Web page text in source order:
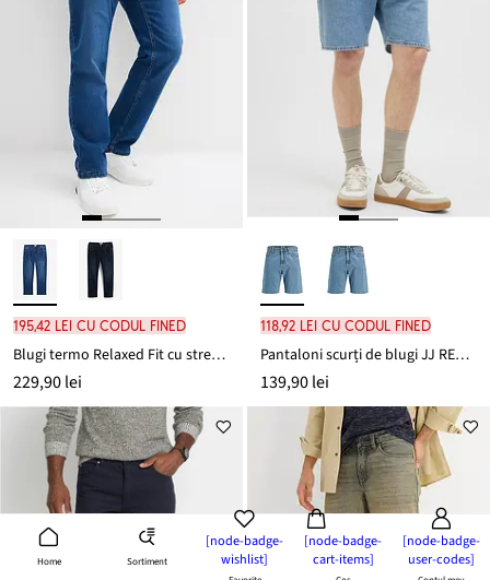
Home Sortiment
[node-badge-
wishlist]
[node-badge-
cart-items]
[node-badge-
user-codes]
195,42 lei cu codul FINED
Blugi termo Relaxed Fit cu stretch, drepți cu talie comodă
229,90 lei
118,92 lei cu codul FINED
Pantaloni scurți de blugi JJ REBEL Mid Waist
139,90 lei